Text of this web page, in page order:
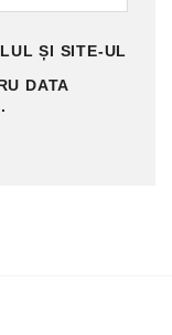
ȘI SITE-UL
DATA